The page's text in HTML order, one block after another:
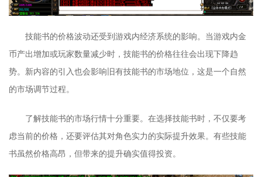
技能书的价格波动还受到游戏内经济系统的影响。当游戏内金
币产出增加或玩家数量减少时，技能书的价格往往会出现下降趋
势。新内容的引入也会影响旧有技能书的市场地位，这是一个自然
的市场调节过程。
了解技能书的市场行情十分重要。在选择技能书时，不仅要考
虑当前的价格，还要评估其对角色实力的实际提升效果。有些技能
书虽然价格高昂，但带来的提升确实值得投资。